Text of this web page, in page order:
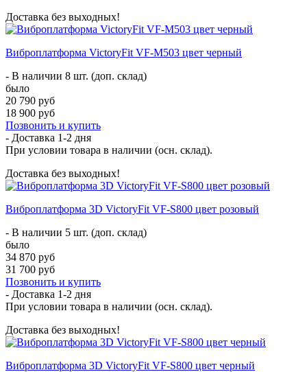
Доставка без выходных!
Виброплатформа VictoryFit VF-M503 цвет черный
- В наличии 8 шт. (доп. склад)
было
20 790 руб
18 900 руб
Позвонить и купить
- Доставка 1-2 дня
При условии товара в наличии (осн. склад).
Доставка без выходных!
Виброплатформа 3D VictoryFit VF-S800 цвет розовый
- В наличии 5 шт. (доп. склад)
было
34 870 руб
31 700 руб
Позвонить и купить
- Доставка 1-2 дня
При условии товара в наличии (осн. склад).
Доставка без выходных!
Виброплатформа 3D VictoryFit VF-S800 цвет черный